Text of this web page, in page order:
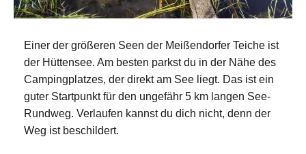
Einer der größeren Seen der Meißendorfer Teiche ist
der Hüttensee. Am besten parkst du in der Nähe des
Campingplatzes, der direkt am See liegt. Das ist ein
guter Startpunkt für den ungefähr 5 km langen See-
Rundweg. Verlaufen kannst du dich nicht, denn der
Weg ist beschildert.